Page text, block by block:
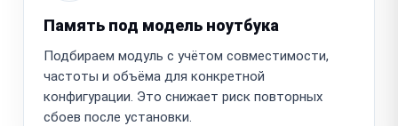
Память под модель ноутбука
Подбираем модуль с учётом совместимости,
частоты и объёма для конкретной
конфигурации. Это снижает риск повторных
сбоев после установки.